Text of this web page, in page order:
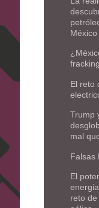
México
El reto
Trump
mal
Falsas
El
reto